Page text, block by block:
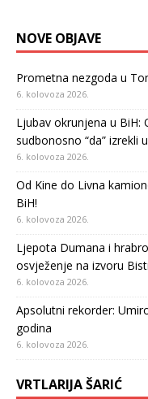
NOVE OBJAVE
Prometna nezgoda u
6. kolovoza 2026.
Ljubav okrunjena u BiH:
sudbonosno “da” izrekli
6. kolovoza 2026.
Od Kine do Livna
BiH!
6. kolovoza 2026.
Ljepota Dumana i
osvježenje na izvoru
6. kolovoza 2026.
Apsolutni rekorder:
godina
6. kolovoza 2026.
VRTLARIJA ŠARIĆ